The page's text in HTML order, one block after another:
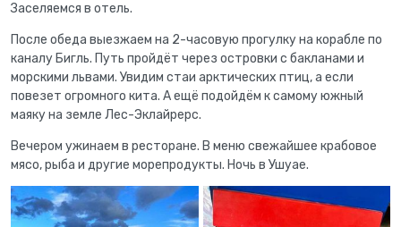
Заселяемся в отель.
После обеда выезжаем на 2-часовую прогулку на корабле по
каналу Бигль. Путь пройдёт через островки с бакланами и
морскими львами. Увидим стаи арктических птиц, а если
повезет огромного кита. А ещё подойдём к самому южный
маяку на земле Лес-Эклайрерс.
Вечером ужинаем в ресторане. В меню свежайшее крабовое
мясо, рыба и другие морепродукты. Ночь в Ушуае.